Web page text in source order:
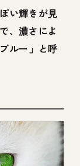
い輝きが見
、濃さによ
ルー」と呼